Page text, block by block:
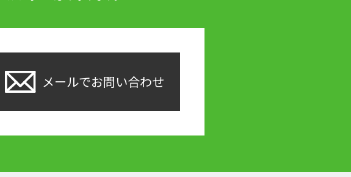
メールでお問い合わせ